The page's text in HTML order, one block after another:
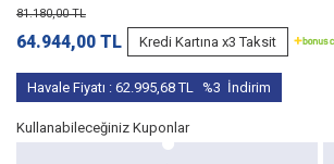
81.180,00TL
64.944,00 TL Kredi Kartına x3 Taksit
Havale Fiyatı : 62.995,68TL %3 İndirim
Kullanabileceğiniz Kuponlar